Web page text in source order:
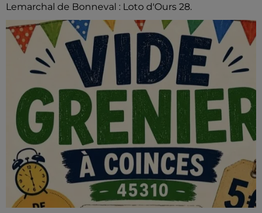
Lemarchal de Bonneval : Loto d'Ours 28.